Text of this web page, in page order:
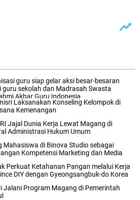
guru siap gelar aksi besar-besaran
sekolah dan Madrasah Swasta
Akbar Guru Indonesia
Laksanakan Konseling Kelompok di
Kemenangan
Jajal Dunia Kerja Lewat Magang di
Administrasi Hukum Umum
Mahasiswa di Binova Studio sebagai
Kompetensi Marketing dan Media
Perkuat Ketahanan Pangan melalui Kerja
DIY dengan Gyeongsangbuk-do Korea
Jalani Program Magang di Pemerintah